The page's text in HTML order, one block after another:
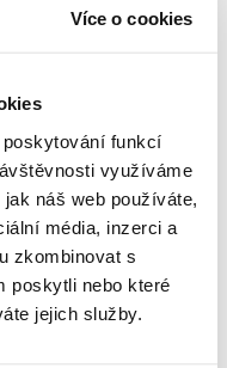
Více o cookies
funkcí
využíváme
náš web používáte,
média, inzerci a
zkombinovat s
poskytli nebo které
jejich služby.
zápustný
, ložiskový čep,